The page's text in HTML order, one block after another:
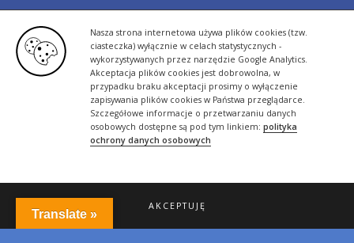
Nasza strona internetowa używa plików cookies (tzw.
ciasteczka) wyłącznie w celach statystycznych -
wykorzystywanych przez narzędzie Google Analytics.
Akceptacja plików cookies jest dobrowolna, w
przypadku braku akceptacji prosimy o wyłączenie
zapisywania plików cookies w Państwa przeglądarce.
Szczegółowe informacje o przetwarzaniu danych
osobowych dostępne są pod tym linkiem: polityka
ochrony danych osobowych
AKCEPTUJĘ
rutyna.pl - tworzenie stron www
Translate »